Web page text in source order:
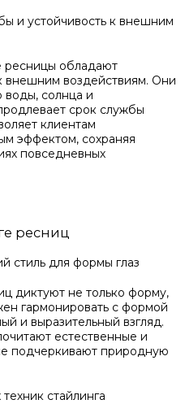
и устойчивость к внешним
ресницы обладают
внешним воздействиям. Они
солнца и
срок службы
клиентам
эффектом, сохраняя
повседневных
ресниц
стиль для формы глаз
диктуют не только форму,
гармонировать с формой
и выразительный взгляд.
естественные и
подчеркивают природную
стайлинга